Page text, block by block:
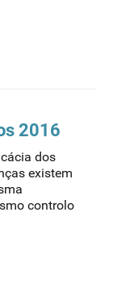
2016
dos
existem
controlo